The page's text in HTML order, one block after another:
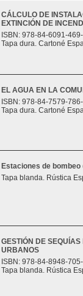
CÁLCULO DE
EXTINCIÓN DE
ISBN: 978-84-6091-
Tapa dura. Cartoné
EL AGUA EN LA
ISBN: 978-84-7579-
Tapa dura. Cartoné
Estaciones de bombeo
Tapa blanda. Rústica
GESTIÓN DE
URBANOS
ISBN: 978-84-8948-
Tapa blanda. Rústica